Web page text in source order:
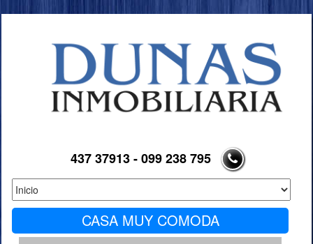
437 37913 - 099 238 795
CASA MUY COMODA